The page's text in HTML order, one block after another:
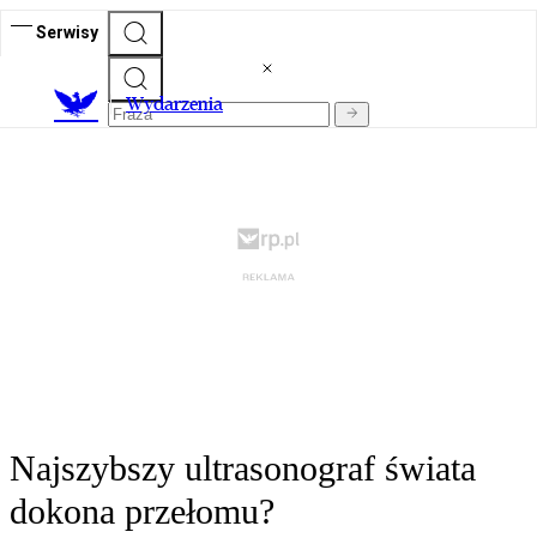
Serwisy
Wydarzenia
Najszybszy ultrasonograf świata
dokona przełomu?